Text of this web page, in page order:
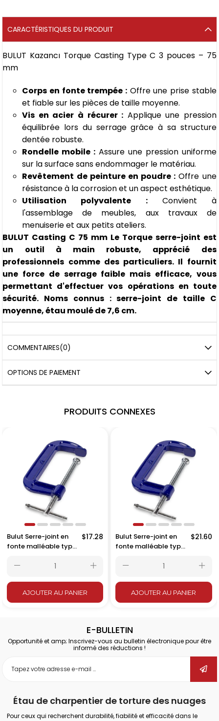
CARACTÉRISTIQUES DU PRODUIT
BULUT Kazancı Torque Casting Type C 3 pouces – 75
mm
Corps en fonte trempée : Offre une prise stable
et fiable sur les pièces de taille moyenne.
Vis en acier à récurer : Applique une pression
équilibrée lors du serrage grâce à sa structure
dentée robuste.
Rondelle mobile : Assure une pression uniforme
sur la surface sans endommager le matériau.
Revêtement de peinture en poudre : Offre une
résistance à la corrosion et un aspect esthétique.
Utilisation polyvalente :Convient à
l'assemblage de meubles, aux travaux de
menuiserie et aux petits ateliers.
BULUT Casting C 75 mm Le Torque serre-joint est
un outil à main robuste, apprécié des
professionnels comme des particuliers. Il fournit
une force de serrage faible mais efficace, vous
permettant d'effectuer vos opérations en toute
sécurité. Noms connus : serre-joint de taille C
moyenne, étau moulé de 7,6 cm.
COMMENTAIRES(0)
OPTIONS DE PAIEMENT
PRODUITS CONNEXES
Bulut Serre-joint en
fonte malléable type
pouces – 125 mm
$17.28
AJOUTER AU PANIER
Bulut Serre-joint en
fonte malléable type
pouces – 150 mm
$21.60
AJOUTER AU PANIER
E-BULLETIN
Opportunité et amp; Inscrivez-vous au bulletin électronique pour être
informé des réductions !
Étau de charpentier de torture des nuages
Pour ceux qui recherchent durabilité, fiabilité et efficacité dans le